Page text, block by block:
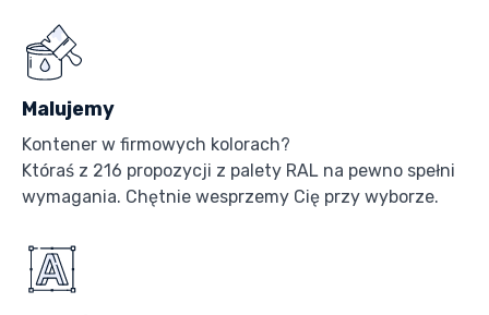
Malujemy
Kontener w firmowych kolorach?
Któraś z 216 propozycji z palety RAL na pewno spełni
wymagania. Chętnie wesprzemy Cię przy wyborze.